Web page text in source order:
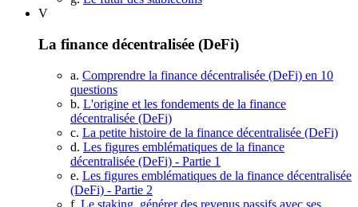
V
La finance décentralisée (DeFi)
a. Comprendre la finance décentralisée (DeFi) en 10
questions
b. L'origine et les fondements de la finance
décentralisée (DeFi)
c. La petite histoire de la finance décentralisée (DeFi)
d. Les figures emblématiques de la finance
décentralisée (DeFi) - Partie 1
e. Les figures emblématiques de la finance décentralisée
(DeFi) - Partie 2
f. Le staking, générer des revenus passifs avec ses